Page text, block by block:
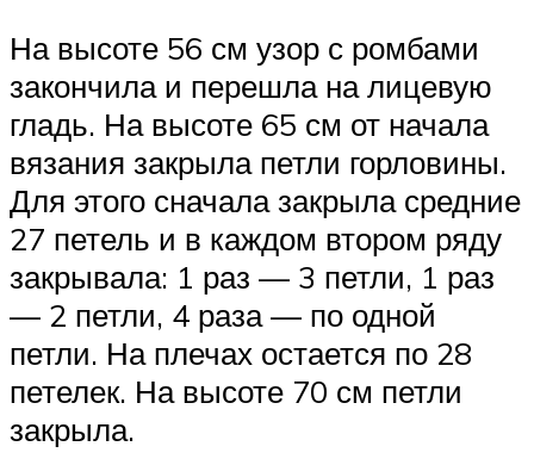
На высоте 56 см узор с ромбами
закончила и перешла на лицевую
гладь. На высоте 65 см от начала
вязания закрыла петли горловины.
Для этого сначала закрыла средние
27 петель и в каждом втором ряду
закрывала: 1 раз — 3 петли, 1 раз
— 2 петли, 4 раза — по одной
петли. На плечах остается по 28
петелек. На высоте 70 см петли
закрыла.